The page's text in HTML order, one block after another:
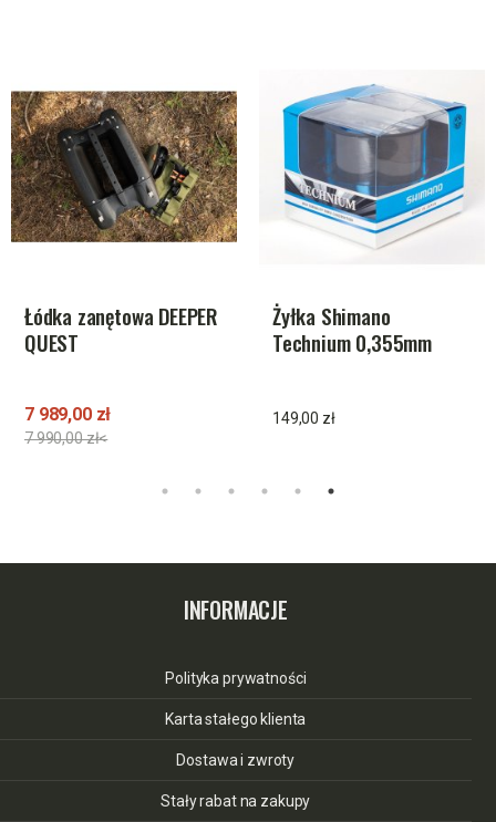
Łódka zanętowa DEEPER
QUEST
7 989,00 zł
7 990,00 zł<
Żyłka Shimano
Technium 0,355mm
149,00 zł
INFORMACJE
Polityka prywatności
Karta stałego klienta
Dostawa i zwroty
Stały rabat na zakupy